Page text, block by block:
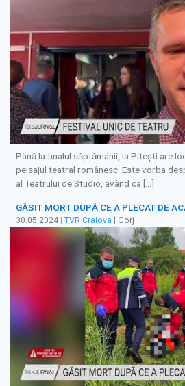
Până la finalul săptămânii, la Pitești are
peisajul teatral românesc. Este vorba
al Teatrului de Studio, având ca […]
GĂSIT MORT DUPĂ CE A PLECAT DE
30.05.2024 | TVR Craiova | Gorj